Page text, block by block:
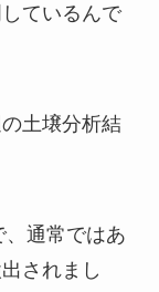
ているんで
土壌分析結
通常ではあ
されまし